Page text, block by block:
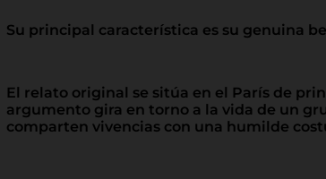
Su principal característica es su genuina
El relato original se sitúa en el París de
argumento gira en torno a la vida de un
comparten vivencias con una humilde